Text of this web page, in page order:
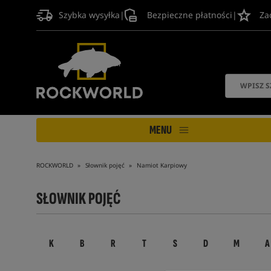
Szybka wysyłka | Bezpieczne płatności |
MENU
ROCKWORLD Słownik pojęć Namiot Karpiowy
SŁOWNIK POJĘĆ
K B R T S D M A